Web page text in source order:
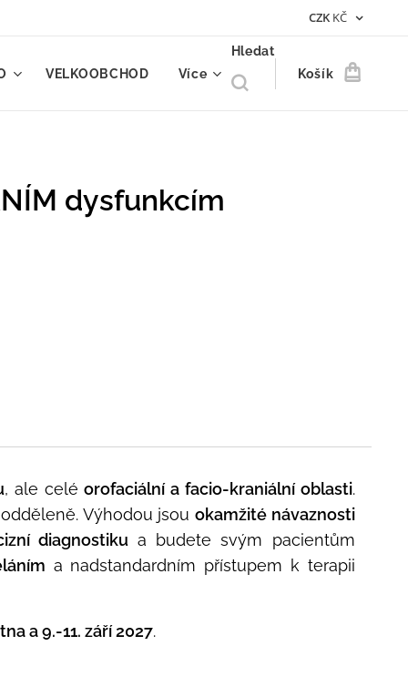
CZK KČ
VELKOOBCHOD Více
Hledat
Košík
dysfunkcím
, ale celéorofaciální a facio-kraniální oblasti.
Výhodou jsou okamžité návaznosti
diagnostiku a budete svým pacientům
a nadstandardním přístupem k terapii
a 9.-11. září 2027.